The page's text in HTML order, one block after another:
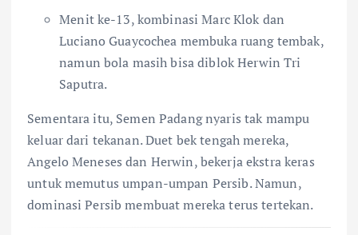
Menit ke-13, kombinasi Marc Klok dan
Luciano Guaycochea membuka ruang tembak,
namun bola masih bisa diblok Herwin Tri
Saputra.
Sementara itu, Semen Padang nyaris tak mampu
keluar dari tekanan. Duet bek tengah mereka,
Angelo Meneses dan Herwin, bekerja ekstra keras
untuk memutus umpan-umpan Persib. Namun,
dominasi Persib membuat mereka terus tertekan.